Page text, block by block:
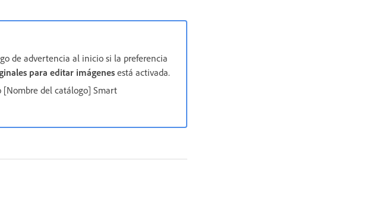
de advertencia al inicio si la preferencia
para editar imágenes está activada.
[Nombre del catálogo] Smart